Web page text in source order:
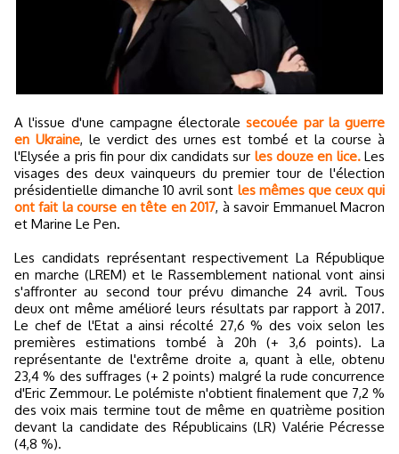
A l'issue d'une campagne électoralesecouée par la guerre
en Ukraine, le verdict des urnes est tombé et la course à
l'Elysée a pris fin pour dix candidats sur les douze en lice.Les
visages des deux vainqueurs du premier tour de l'élection
présidentielle dimanche 10 avril sont les mêmes que ceux qui
ont fait la course en tête en 2017, à savoir Emmanuel Macron
et Marine Le Pen.
Les candidats représentant respectivement La République
en marche (LREM) et le Rassemblement national vont ainsi
s'affronter au second tour prévu dimanche 24 avril. Tous
deux ont même amélioré leurs résultats par rapport à 2017.
Le chef de l'Etat a ainsi récolté 27,6 % des voix selon les
premières estimations tombé à 20h (+ 3,6 points). La
représentante de l'extrême droite a, quant à elle, obtenu
23,4 % des suffrages (+ 2 points) malgré la rude concurrence
d'Eric Zemmour. Le polémiste n'obtient finalement que 7,2 %
des voix mais termine tout de même en quatrième position
devant la candidate des Républicains (LR) Valérie Pécresse
(4,8 %).